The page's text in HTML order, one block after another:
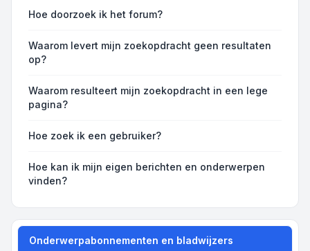
Hoe doorzoek ik het forum?
Waarom levert mijn zoekopdracht geen resultaten
op?
Waarom resulteert mijn zoekopdracht in een lege
pagina?
Hoe zoek ik een gebruiker?
Hoe kan ik mijn eigen berichten en onderwerpen
vinden?
Onderwerpabonnementen en bladwijzers